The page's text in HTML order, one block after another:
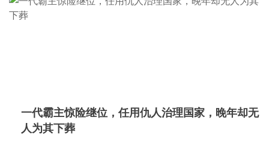
一代霸主惊险继位，任用仇人治理国家，晚年却无
人为其下葬